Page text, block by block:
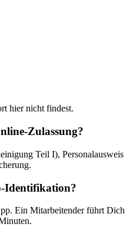
hier nicht findest.
Zulassung?
Teil I), Personalausweis
Identifikation?
Ein Mitarbeitender führt Dich